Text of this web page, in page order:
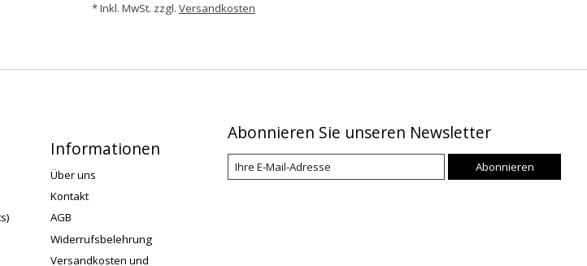
* Inkl. MwSt. zzgl. Versandkosten
Informationen
Über uns
Kontakt
AGB
Widerrufsbelehrung
Versandkosten und
Abonnieren Sie unseren Newsletter
Abonnieren